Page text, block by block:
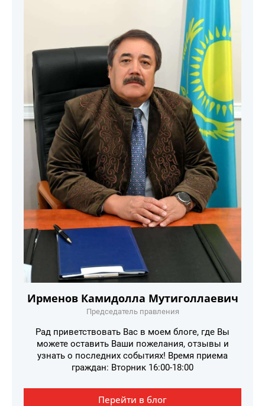
Ирменов Камидолла Мутиголлаевич
Председатель правления
Рад приветствовать Вас в моем блоге, где Вы
можете оставить Ваши пожелания, отзывы и
узнать о последних событиях! Время приема
граждан: Вторник 16:00-18:00
Перейти в блог